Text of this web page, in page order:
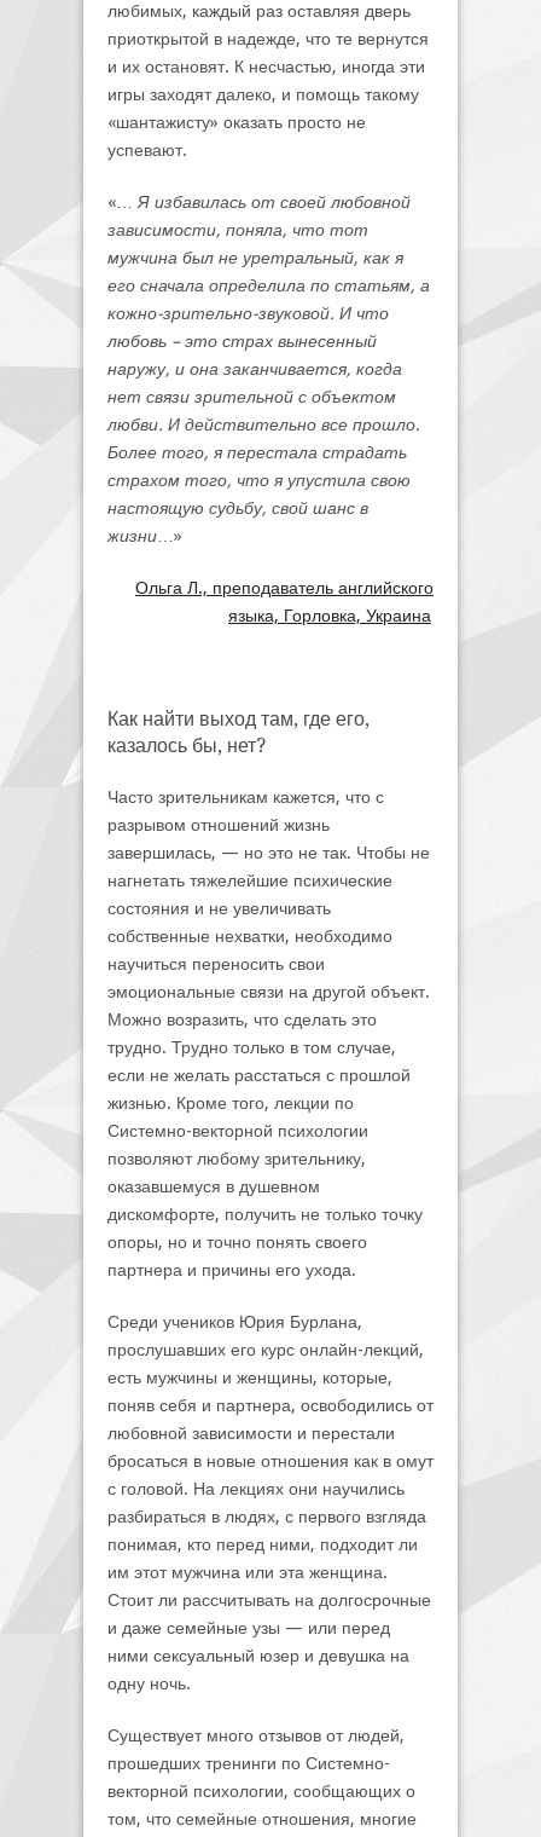
любимых, каждый раз оставляя дверь
приоткрытой в надежде, что те вернутся
и их остановят. К несчастью, иногда эти
игры заходят далеко, и помощь такому
«шантажисту» оказать просто не
успевают.
«… Я избавилась от своей любовной
зависимости, поняла, что тот
мужчина был не уретральный, как я
его сначала определила по статьям, а
кожно-зрительно-звуковой. И что
любовь – это страх вынесенный
наружу, и она заканчивается, когда
нет связи зрительной с объектом
любви. И действительно все прошло.
Более того, я перестала страдать
страхом того, что я упустила свою
настоящую судьбу, свой шанс в
жизни …»
Ольга Л., преподаватель английского
языка, Горловка, Украина
Как найти выход там, где его,
казалось бы, нет?
Часто зрительникам кажется, что с
разрывом отношений жизнь
завершилась, — но это не так. Чтобы не
нагнетать тяжелейшие психические
состояния и не увеличивать
собственные нехватки, необходимо
научиться переносить свои
эмоциональные связи на другой объект.
Можно возразить, что сделать это
трудно. Трудно только в том случае,
если не желать расстаться с прошлой
жизнью. Кроме того, лекции по
Системно-векторной психологии
позволяют любому зрительнику,
оказавшемуся в душевном
дискомфорте, получить не только точку
опоры, но и точно понять своего
партнера и причины его ухода.
Среди учеников Юрия Бурлана,
прослушавших его курс онлайн-лекций,
есть мужчины и женщины, которые,
поняв себя и партнера, освободились от
любовной зависимости и перестали
бросаться в новые отношения как в омут
с головой. На лекциях они научились
разбираться в людях, с первого взгляда
понимая, кто перед ними, подходит ли
им этот мужчина или эта женщина.
Стоит ли рассчитывать на долгосрочные
и даже семейные узы — или перед
ними сексуальный юзер и девушка на
одну ночь.
Существует много отзывов от людей,
прошедших тренинги по Системно-
векторной психологии, сообщающих о
том, что семейные отношения, многие